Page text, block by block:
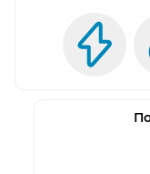
привязи
удобства
помощью 4